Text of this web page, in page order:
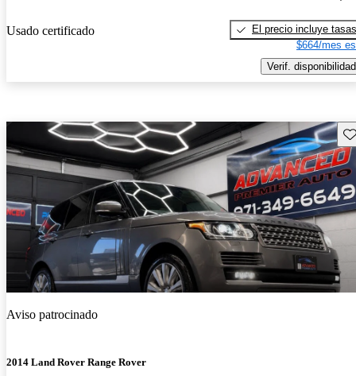
Usado certificado
El precio incluye tasas
$664/mes
Verif. disponibilidad
Aviso patrocinado
2014 Land Rover Range Rover